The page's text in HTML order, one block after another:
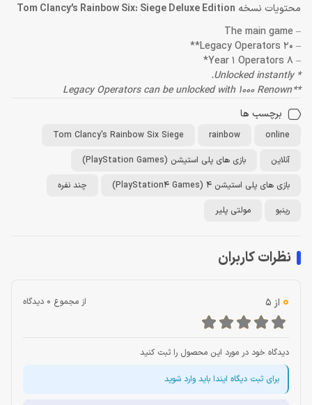
محتویات نسخه Tom Clancy’s Rainbow Six: Siege Deluxe Edition
– The main game
– 20 Legacy Operators**
– 8 Year 1 Operators*
* Unlocked instantly.
** Legacy Operators can be unlocked with 1000 Renown
برچسب ها
online
rainbow
Tom Clancy's Rainbow Six Siege
آنلاین
بازی های پلی استیشن (PlayStation Games)
بازی های پلی استیشن 4 (PlayStation4 Games)
چند نفره
رینبو
مولتی پلیر
نظرات کاربران
0 از 5 از مجموع 0 دیدگاه
دیدگاه خود در مورد این محصول را ثبت کنید
برای ثبت دیگاه ایندا باید وارد شوید